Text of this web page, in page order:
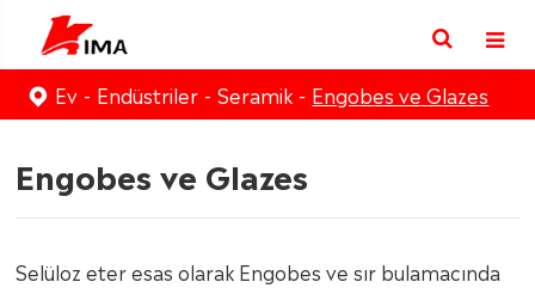
Ev Endüstriler Seramik Engobes ve Glazes
Engobes ve Glazes
Selüloz eter esas olarak Engobes ve sır bulamacında